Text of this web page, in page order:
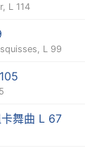
L 114
L 99
舞曲 L 67